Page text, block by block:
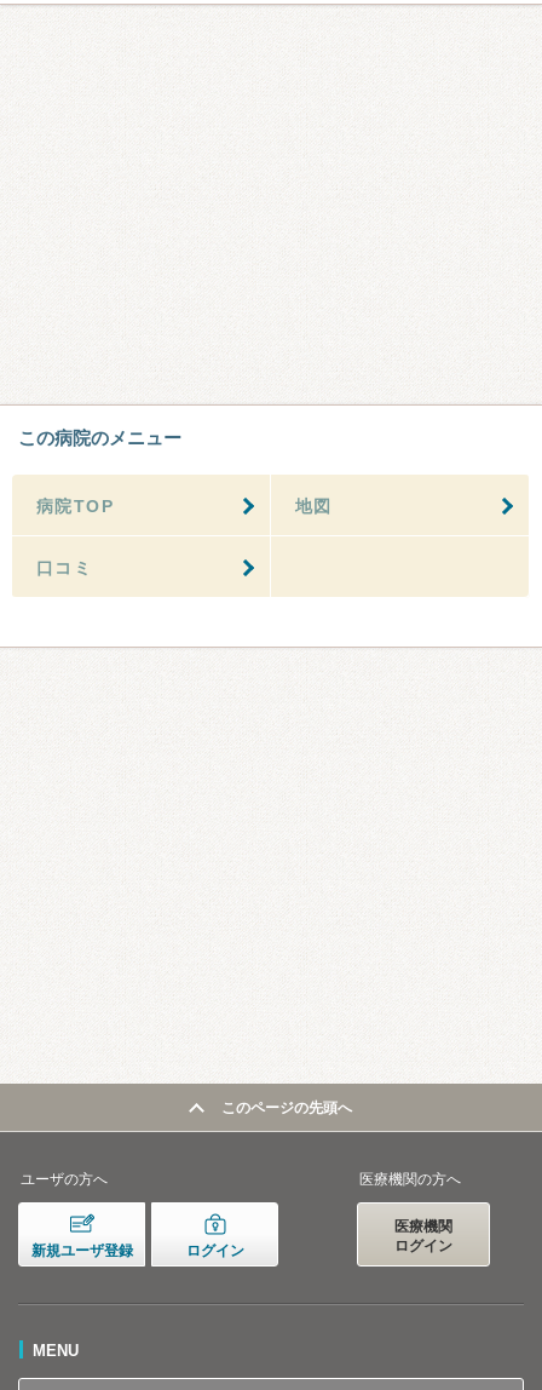
この病院のメニュー
病院TOP 地図
口コミ
このページの先頭へ
ユーザの方へ
新規ユーザ登録 ログイン
医療機関の方へ
医療機関
ログイン
MENU